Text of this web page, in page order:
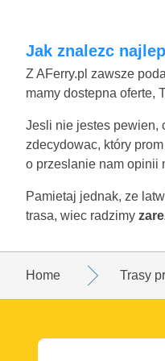
Jak znalezc
Z AFerry.pl zawsze
mamy dostepna oferte,
Jesli nie jestes pewien,
zdecydowac, który
o przeslanie nam opinii
Pamietaj jednak, ze
trasa, wiec radzimy
Home Trasy